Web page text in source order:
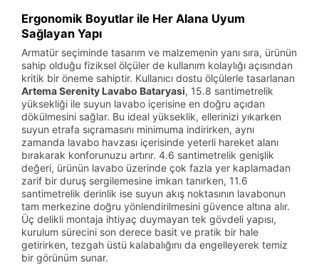
Ergonomik Boyutlar ile Her Alana Uyum
Sağlayan Yapı
Armatür seçiminde tasarım ve malzemenin yanı sıra, ürünün
sahip olduğu fiziksel ölçüler de kullanım kolaylığı açısından
kritik bir öneme sahiptir. Kullanıcı dostu ölçülerle tasarlanan
Artema Serenity Lavabo Bataryasi, 15.8 santimetrelik
yüksekliği ile suyun lavabo içerisine en doğru açıdan
dökülmesini sağlar. Bu ideal yükseklik, ellerinizi yıkarken
suyun etrafa sıçramasını minimuma indirirken, aynı
zamanda lavabo havzası içerisinde yeterli hareket alanı
bırakarak konforunuzu artırır. 4.6 santimetrelik genişlik
değeri, ürünün lavabo üzerinde çok fazla yer kaplamadan
zarif bir duruş sergilemesine imkan tanırken, 11.6
santimetrelik derinlik ise suyun akış noktasının lavabonun
tam merkezine doğru yönlendirilmesini güvence altına alır.
Üç delikli montaja ihtiyaç duymayan tek gövdeli yapısı,
kurulum sürecini son derece basit ve pratik bir hale
getirirken, tezgah üstü kalabalığını da engelleyerek temiz
bir görünüm sunar.